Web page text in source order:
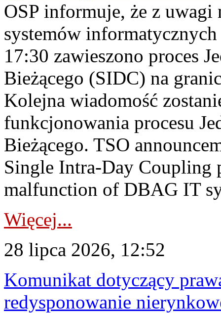
OSP informuje, że z uwagi
systemów
17:30 zawieszono proces
Bieżącego (SIDC) na
Kolejna wiadomość
funkcjonowania procesu
Bieżącego. TSO
Single Intra-Day Coupling
malfunction of DBAG IT
Więcej...
28 lipca 2026, 12:52
Komunikat dotyczący
redysponowanie